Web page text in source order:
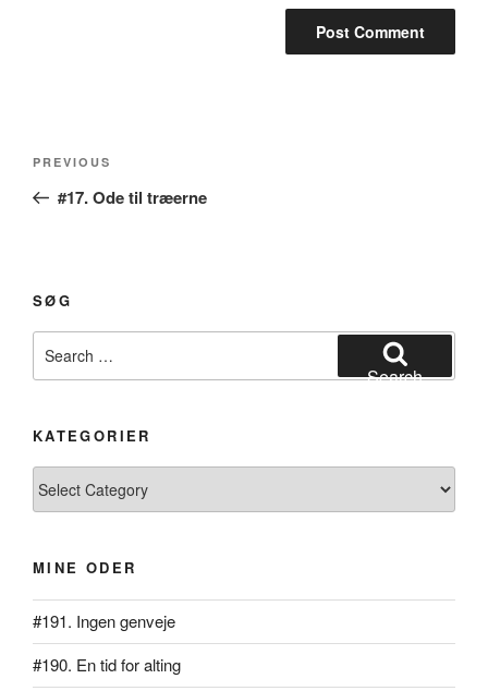
Previous
Post
PREVIOUS
#17. Ode til træerne
SØG
for:
Search
KATEGORIER
MINE ODER
#191. Ingen genveje
#190. En tid for alting